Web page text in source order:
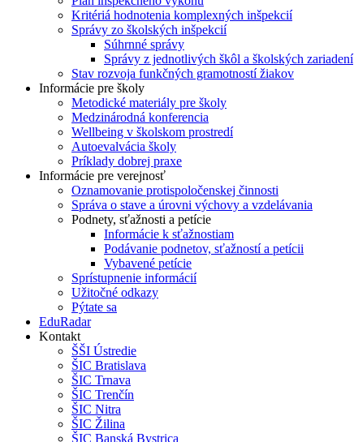
Kritériá hodnotenia komplexných inšpekcií
Správy zo školských inšpekcií
Súhrnné správy
Správy z jednotlivých škôl a školských zariadení
Stav rozvoja funkčných gramotností žiakov
Informácie pre školy
Metodické materiály pre školy
Medzinárodná konferencia
Wellbeing v školskom prostredí
Autoevalvácia školy
Príklady dobrej praxe
Informácie pre verejnosť
Oznamovanie protispoločenskej činnosti
Správa o stave a úrovni výchovy a vzdelávania
Podnety, sťažnosti a petície
Informácie k sťažnostiam
Podávanie podnetov, sťažností a petícii
Vybavené petície
Sprístupnenie informácií
Užitočné odkazy
Pýtate sa
EduRadar
Kontakt
ŠŠI Ústredie
ŠIC Bratislava
ŠIC Trnava
ŠIC Trenčín
ŠIC Nitra
ŠIC Žilina
ŠIC Banská Bystrica